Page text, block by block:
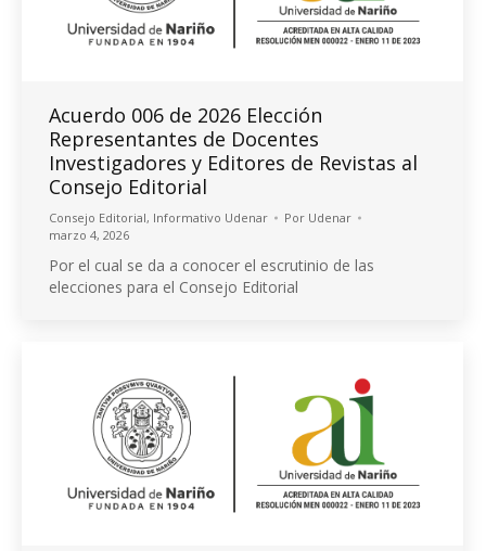
Acuerdo 006 de 2026 Elección
Representantes de Docentes
Investigadores y Editores de Revistas al
Consejo Editorial
Consejo Editorial, Informativo Udenar Por Udenar
marzo 4, 2026
Por el cual se da a conocer el escrutinio de las
elecciones para el Consejo Editorial